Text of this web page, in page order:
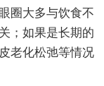
圈大多与饮食不
；如果是长期的
老化松弛等情况